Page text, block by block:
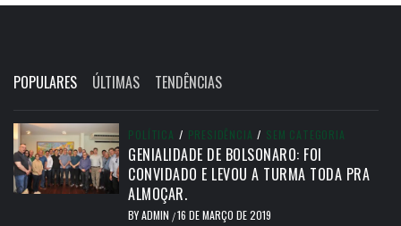
POPULARES ÚLTIMAS TENDÊNCIAS
POLÍTICA / PRESIDÊNCIA / SEM CATEGORIA
GENIALIDADE DE BOLSONARO: FOI
CONVIDADO E LEVOU A TURMA TODA PRA
ALMOÇAR.
BYADMIN /16 DE MARÇO DE 2019